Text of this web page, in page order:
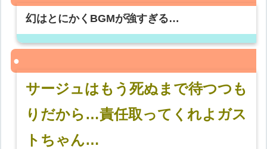
幻はとにかくBGMが強すぎる…
サージュはもう死ぬまで待つつも
りだから…責任取ってくれよガス
トちゃん…